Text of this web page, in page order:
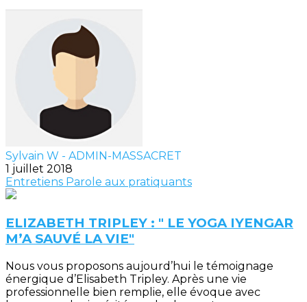
Sylvain W - ADMIN-MASSACRET
1 juillet 2018
Entretiens Parole aux pratiquants
ELIZABETH TRIPLEY : " LE YOGA IYENGAR
M’A SAUVÉ LA VIE"
Nous vous proposons aujourd’hui le témoignage
énergique d’Elisabeth Tripley. Après une vie
professionnelle bien remplie, elle évoque avec